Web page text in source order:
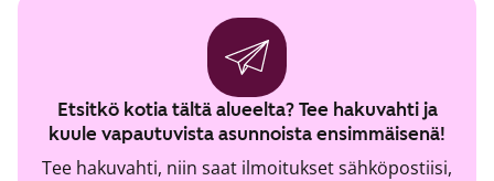
Etsitkö kotia tältä alueelta? Tee hakuvahti ja
kuule vapautuvista asunnoista ensimmäisenä!
Tee hakuvahti, niin saat ilmoitukset sähköpostiisi,